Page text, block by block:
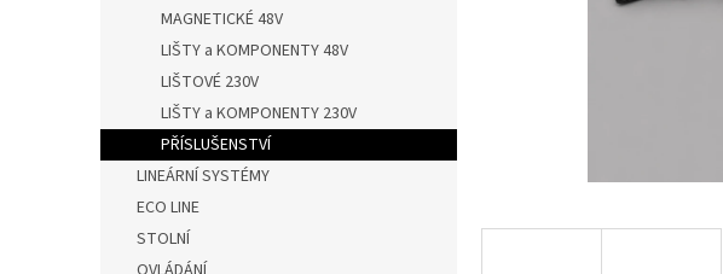
MAGNETICKÉ 48V
LIŠTY a KOMPONENTY 48V
LIŠTOVÉ 230V
LIŠTY a KOMPONENTY 230V
PŘÍSLUŠENSTVÍ
LINEÁRNÍ SYSTÉMY
ECO LINE
STOLNÍ